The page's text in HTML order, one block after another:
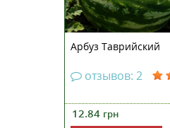
Арбуз Таврийский
отзывов: 2
12.84 грн